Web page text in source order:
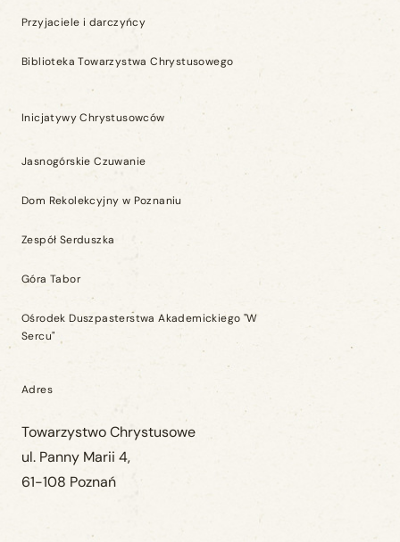
Przyjaciele i darczyńcy
Biblioteka Towarzystwa Chrystusowego
Inicjatywy Chrystusowców
Jasnogórskie Czuwanie
Dom Rekolekcyjny w Poznaniu
Zespół Serduszka
Góra Tabor
Ośrodek Duszpasterstwa Akademickiego "W
Sercu"
Adres
Towarzystwo Chrystusowe
ul. Panny Marii 4,
61-108 Poznań